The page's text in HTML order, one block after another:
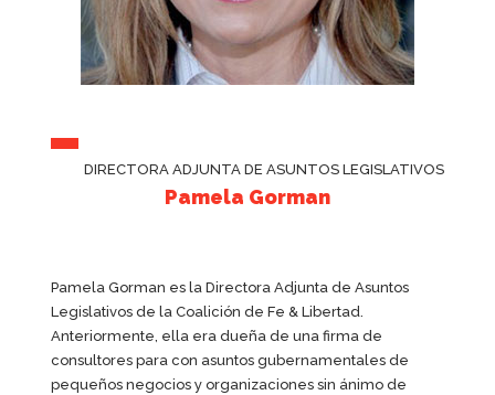
DIRECTORA ADJUNTA DE ASUNTOS LEGISLATIVOS
Pamela Gorman
Pamela Gorman es la Directora Adjunta de Asuntos
Legislativos de la Coalición de Fe & Libertad.
Anteriormente, ella era dueña de una firma de
consultores para con asuntos gubernamentales de
pequeños negocios y organizaciones sin ánimo de